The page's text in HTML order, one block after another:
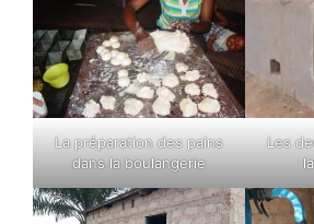
La préparation des pains
dans la boulangerie
Les